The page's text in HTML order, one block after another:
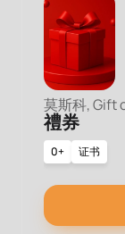
莫斯科, Gift
禮券
0+ 证书